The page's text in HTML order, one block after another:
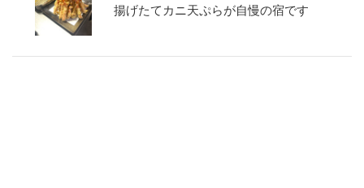
揚げたてカニ天ぷらが自慢の宿です